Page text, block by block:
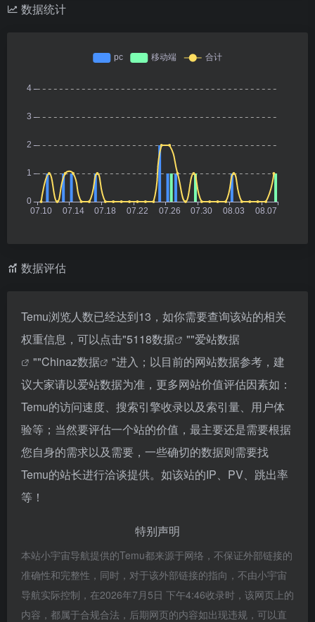
数据统计
数据评估
Temu浏览人数已经达到13，如你需要查询该站的相关
权重信息，可以点击"5118数据 ""爱站数据
""Chinaz数据
"进入；以目前的网站数据参考，建
议大家请以爱站数据为准，更多网站价值评估因素如：
Temu的访问速度、搜索引擎收录以及索引量、用户体
验等；当然要评估一个站的价值，最主要还是需要根据
您自身的需求以及需要，一些确切的数据则需要找
Temu的站长进行洽谈提供。如该站的IP、PV、跳出率
等！
特别声明
本站小宇宙导航提供的Temu都来源于网络，不保证外部链接的
准确性和完整性，同时，对于该外部链接的指向，不由小宇宙
导航实际控制，在2026年7月5日 下午4:46收录时，该网页上的
内容，都属于合规合法，后期网页的内容如出现违规，可以直